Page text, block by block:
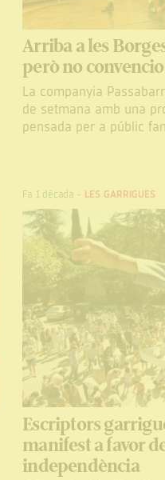
Arriba a les
però no
La companyia
de setmana amb una
pensada per a públic
Fa 1 dècada - LES GARRIGUES
Escriptors
manifest a favor
independència